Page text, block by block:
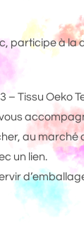
participe à la
– Tissu Oeko
au marché
un lien.